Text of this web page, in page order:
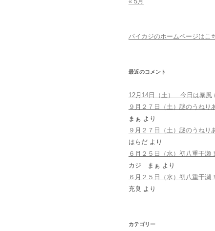
パイカジのホームページはこ
最近のコメント
12月14日（土） 今日は暴風
９月２７日（土）謎のうねり
まぁ より
９月２７日（土）謎のうねり
はらだ より
６月２５日（水）初八重干瀬
カジ まぁ より
６月２５日（水）初八重干瀬
充良 より
カテゴリー